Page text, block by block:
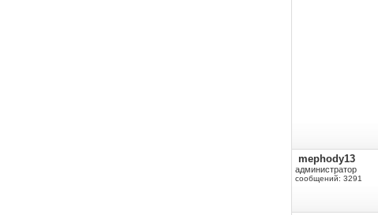
mephody13
администратор
сообщений: 3291